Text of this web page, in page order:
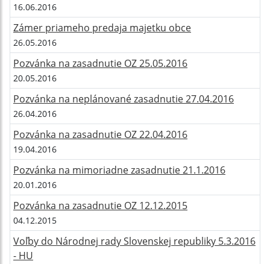
16.06.2016
Zámer priameho predaja majetku obce
26.05.2016
Pozvánka na zasadnutie OZ 25.05.2016
20.05.2016
Pozvánka na neplánované zasadnutie 27.04.2016
26.04.2016
Pozvánka na zasadnutie OZ 22.04.2016
19.04.2016
Pozvánka na mimoriadne zasadnutie 21.1.2016
20.01.2016
Pozvánka na zasadnutie OZ 12.12.2015
04.12.2015
Voľby do Národnej rady Slovenskej republiky 5.3.2016
- HU